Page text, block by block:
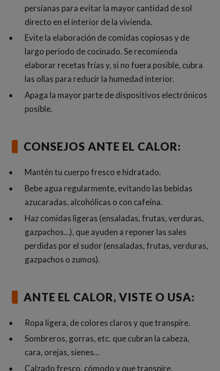
persianas para evitar la mayor cantidad de sol
directo en el interior de la vivienda.
Evite la elaboración de comidas copiosas y de
largo periodo de cocinado. Se recomienda
elaborar recetas frías y, si no fuera posible, cubra
las ollas para reducir la humedad interior.
Apaga la mayor parte de dispositivos electrónicos
posible.
CONSEJOS ANTE EL CALOR:
Mantén tu cuerpo fresco e hidratado.
Bebe agua regularmente, evitando las bebidas
azucaradas, alcohólicas o con cafeína.
Haz comidas ligeras (ensaladas, frutas, verduras,
gazpachos…), que ayuden a reponer las sales
perdidas por el sudor (ensaladas, frutas, verduras,
gazpachos o zumos).
ANTE EL CALOR, VISTE O USA:
Ropa ligera, de colores claros y que transpire.
Sombreros, gorras, etc. que cubran la cabeza,
cara, orejas, sienes...
Calzado fresco, cómodo y que transpire.